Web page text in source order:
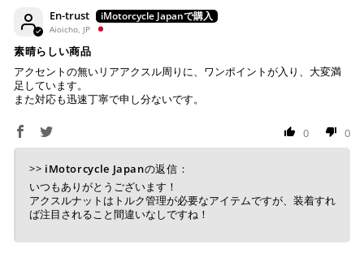
En-trust
Aioicho, JP
素晴らしい商品
アクセントの無いリアアクスル周りに、ワンポイントが入り、大変満
足しています。
また対応も迅速丁寧で申し分ないです。
0 0
>> iMotorcycle Japanの返信：
いつもありがとうございます！
アクスルナットはトルク管理が必要なアイテムですが、装着すれ
ば注目されること間違いなしですね！